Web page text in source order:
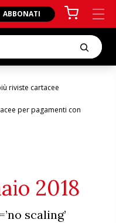
ABBONATI
riviste cartacee
per pagamenti con
2018
scaling’